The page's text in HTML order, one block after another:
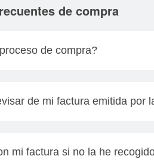
de compra
de compra?
del financiamiento y se te
de mi factura emitida por
de importación aduana y clave
mi factura si no la he